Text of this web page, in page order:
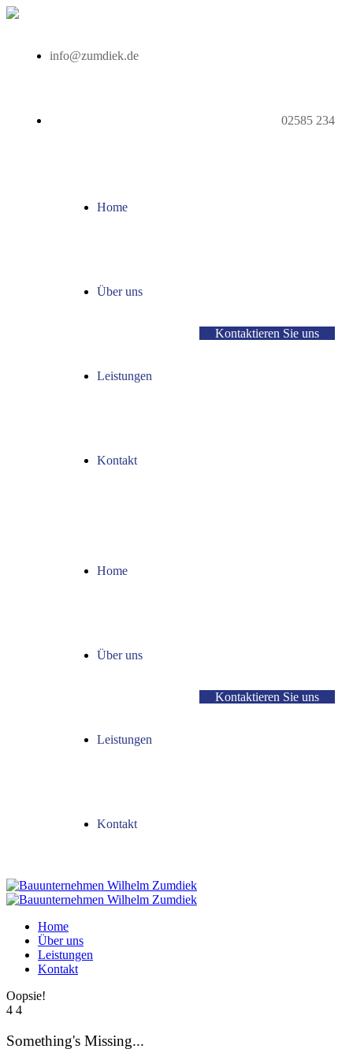
info@zumdiek.de
02585 234
Home
Über uns
Leistungen
Kontakt
Kontaktieren Sie uns
Home
Über uns
Leistungen
Kontakt
Kontaktieren Sie uns
Home
Über uns
Leistungen
Kontakt
Oopsie!
4 4
Something's Missing...